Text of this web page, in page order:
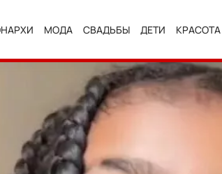
МОДА СВАДЬБЫ ДЕТИ КРАСОТА